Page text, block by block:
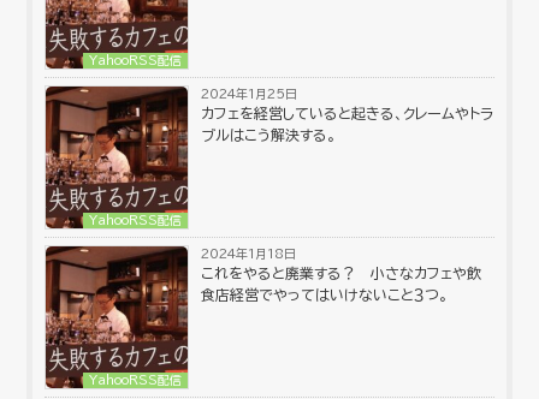
YahooRSS配信
YahooRSS配信
2024年1月25日
カフェを経営していると起きる、クレームやトラ
ブルはこう解決する。
YahooRSS配信
2024年1月18日
これをやると廃業する？ 小さなカフェや飲
食店経営でやってはいけないこと３つ。